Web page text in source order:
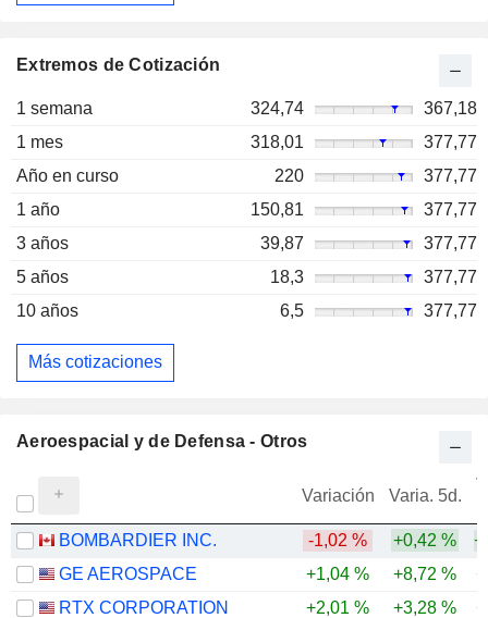
Extremos de Cotización
1 semana 324,74
367,18
1 mes
318,01
377,77
Año en curso
220
377,77
1 año
150,81
377,77
3 años
39,87
377,77
5 años
18,3
377,77
10 años
6,5 377,77
Más cotizaciones
Aeroespacial y de Defensa - Otros
Variación Varia. 5d.
BOMBARDIER INC. -1,02 % +0,42 %
GE AEROSPACE
+1,04 % +8,72 %
RTX CORPORATION
+2,01 % +3,28 %